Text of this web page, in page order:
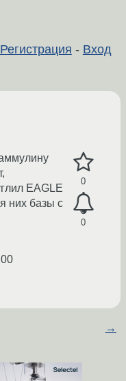
Регистрация - Вход
0
0
EAGLE
них базы с
→